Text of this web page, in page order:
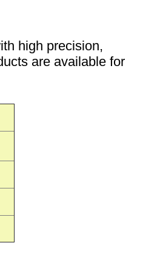
high precision,
are available for